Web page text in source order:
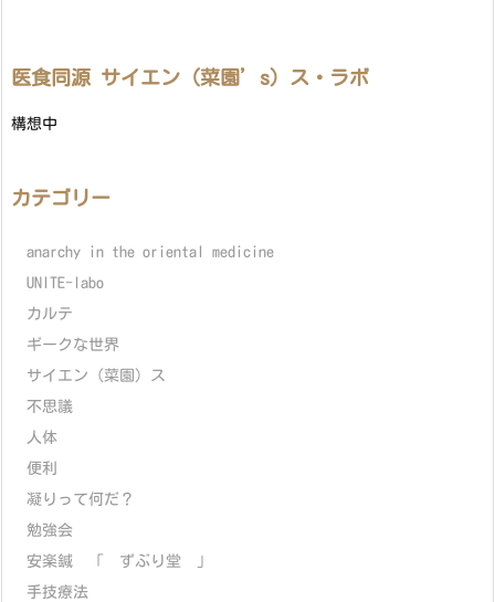
医食同源 サイエン（菜園’s）ス・ラボ
構想中
カテゴリー
anarchy in the oriental medicine
UNITE-labo
カルテ
ギークな世界
サイエン（菜園）ス
不思議
人体
便利
凝りって何だ？
勉強会
安楽鍼 「 ずぶり堂 」
手技療法